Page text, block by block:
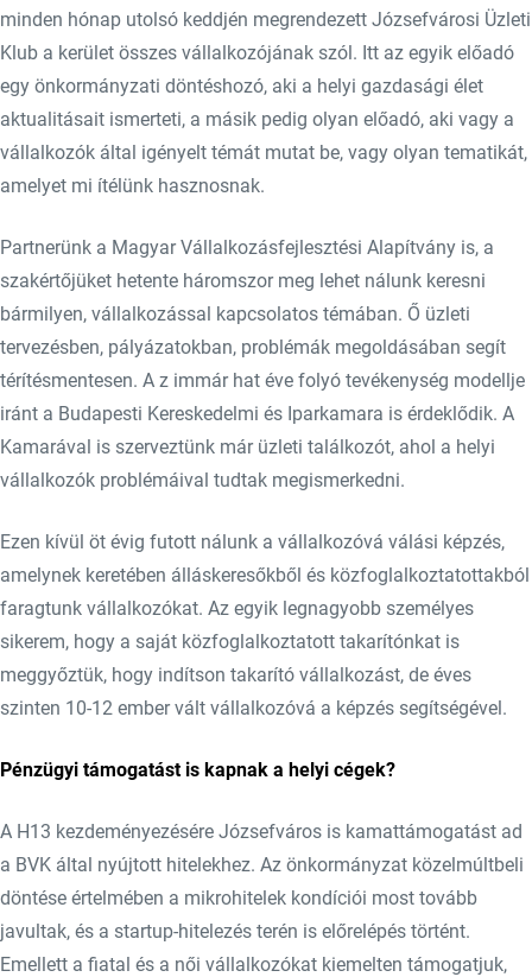
minden hónap utolsó keddjén megrendezett Józsefvárosi Üzleti
Klub a kerület összes vállalkozójának szól. Itt az egyik előadó
egy önkormányzati döntéshozó, aki a helyi gazdasági élet
aktualitásait ismerteti, a másik pedig olyan előadó, aki vagy a
vállalkozók által igényelt témát mutat be, vagy olyan tematikát,
amelyet mi ítélünk hasznosnak.
Partnerünk a Magyar Vállalkozásfejlesztési Alapítvány is, a
szakértőjüket hetente háromszor meg lehet nálunk keresni
bármilyen, vállalkozással kapcsolatos témában. Ő üzleti
tervezésben, pályázatokban, problémák megoldásában segít
térítésmentesen. A z immár hat éve folyó tevékenység modellje
iránt a Budapesti Kereskedelmi és Iparkamara is érdeklődik. A
Kamarával is szerveztünk már üzleti találkozót, ahol a helyi
vállalkozók problémáival tudtak megismerkedni.
Ezen kívül öt évig futott nálunk a vállalkozóvá válási képzés,
amelynek keretében álláskeresőkből és közfoglalkoztatottakból
faragtunk vállalkozókat. Az egyik legnagyobb személyes
sikerem, hogy a saját közfoglalkoztatott takarítónkat is
meggyőztük, hogy indítson takarító vállalkozást, de éves
szinten 10-12 ember vált vállalkozóvá a képzés segítségével.
Pénzügyi támogatást is kapnak a helyi cégek?
A H13 kezdeményezésére Józsefváros is kamattámogatást ad
a BVK által nyújtott hitelekhez. Az önkormányzat közelmúltbeli
döntése értelmében a mikrohitelek kondíciói most tovább
javultak, és a startup-hitelezés terén is előrelépés történt.
Emellett a fiatal és a női vállalkozókat kiemelten támogatjuk,